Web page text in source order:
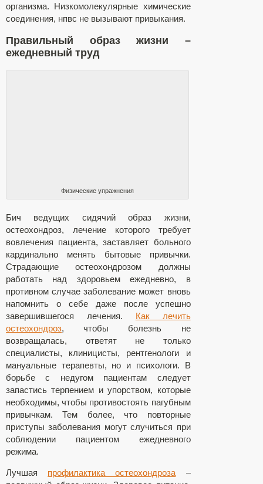
организма. Низкомолекулярные химические
соединения, нпвс не вызывают привыкания.
Правильный образ жизни –
ежедневный труд
Физические упражнения
Бич ведущих сидячий образ жизни,
остеохондроз, лечение которого требует
вовлечения пациента, заставляет больного
кардинально менять бытовые привычки.
Страдающие остеохондрозом должны
работать над здоровьем ежедневно, в
противном случае заболевание может вновь
напомнить о себе даже после успешно
завершившегося лечения. Как лечить
остеохондроз, чтобы болезнь не
возвращалась, ответят не только
специалисты, клиницисты, рентгенологи и
мануальные терапевты, но и психологи. В
борьбе с недугом пациентам следует
запастись терпением и упорством, которые
необходимы, чтобы противостоять пагубным
привычкам. Тем более, что повторные
приступы заболевания могут случиться при
соблюдении пациентом ежедневного
режима.
Лучшая профилактика остеохондроза –